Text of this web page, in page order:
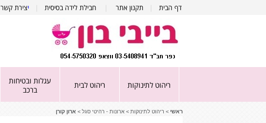
דף הבית תקנון אתר חבילת לידה בסיסית יצירת קשר
ריהוט לתינוקות ריהוט לבית
עגלות ובטיחות
ברכב
ראשי > ריהוט לתינוקות > ארונות - רהיטי סגל > ארון קורן